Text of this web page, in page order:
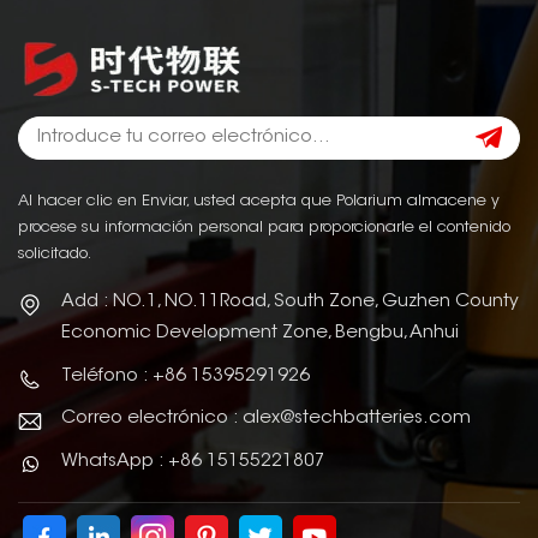
Al hacer clic en Enviar, usted acepta que Polarium almacene y
procese su información personal para proporcionarle el contenido
solicitado.
Add : NO.1, NO.11Road, South Zone, Guzhen County
Economic Development Zone, Bengbu, Anhui
Teléfono : +86 15395291926
Correo electrónico : alex@stechbatteries.com
WhatsApp : +86 15155221807